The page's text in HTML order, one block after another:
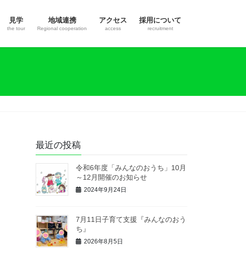
見学
the tour
地域連携
Regional cooperation
アクセス
access
採用について
recruitment
最近の投稿
令和6年度「みんなのおうち」10月
～12月開催のお知らせ
2024年9月24日
7月11日子育て支援『みんなのおう
ち』
2026年8月5日